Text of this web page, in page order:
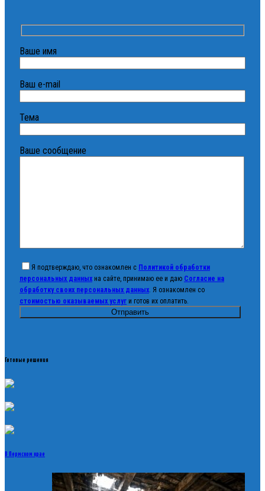
Ваше имя
Ваш e-mail
Тема
Ваше сообщение
Я подтверждаю, что ознакомлен с Политикой обработки
персональных данных на сайте, принимаю ее и даю Согласие на
обработку своих персональных данных . Я ознакомлен со
стоимостью оказываемых услуг и готов их оплатить.
Готовые решения
В Пермском крае